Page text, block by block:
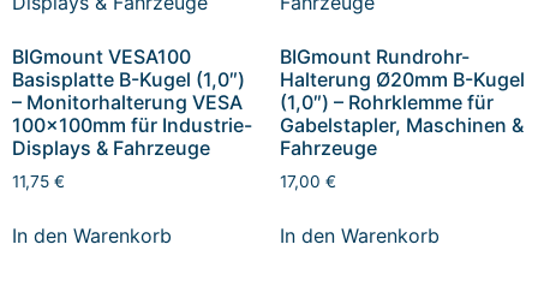
BIGmount VESA100
Basisplatte B-Kugel (1,0″)
– Monitorhalterung VESA
100x100mm für Industrie-
Displays & Fahrzeuge
11,75 €
In den Warenkorb
BIGmount Rundrohr-
Halterung Ø20mm B-Kugel
(1,0″) – Rohrklemme für
Gabelstapler, Maschinen &
Fahrzeuge
17,00 €
In den Warenkorb